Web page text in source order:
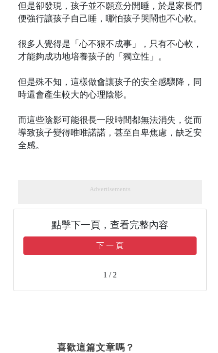
但是卻發現，孩子並不願意分開睡，於是家長們
便強行讓孩子自己睡，哪怕孩子哭鬧也不心軟。
很多人覺得是「心不狠不成事」，只有不心軟，
才能夠成功地培養孩子的「獨立性」。
但是殊不知，這樣做會讓孩子的安全感驟降，同
時還會產生較大的心理陰影。
而這些陰影可能很長一段時間都無法消失，從而
導致孩子變得唯唯諾諾，甚至自卑焦慮，缺乏安
全感。
Advertisements
點擊下一頁，查看完整內容
下 一 頁
1 / 2
喜歡這篇文章嗎？